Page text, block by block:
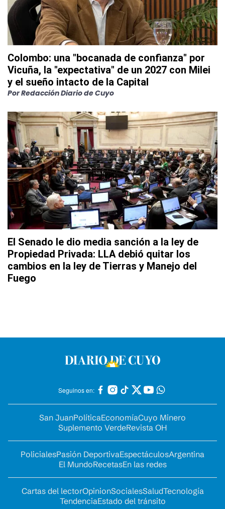
Colombo: una "bocanada de confianza" por
Vicuña, la "expectativa" de un 2027 con Milei
y el sueño intacto de la Capital
PorRedacción Diario de Cuyo
El Senado le dio media sanción a la ley de
Propiedad Privada: LLA debió quitar los
cambios en la ley de Tierras y Manejo del
Fuego
Seguinos en:
San JuanPolíticaEconomíaCuyo Minero
Suplemento VerdeRevista OH
PolicialesPasión DeportivaEspectáculosArgentina
El MundoRecetasEn las redes
Cartas del lectorOpinionSocialesSaludTecnología
TendenciaEstado del tránsito